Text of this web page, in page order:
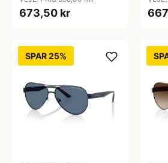
673,50 kr
SPAR 25%